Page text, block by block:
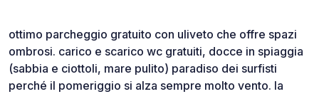
ottimo parcheggio gratuito con uliveto che offre spazi
ombrosi. carico e scarico wc gratuiti, docce in spiaggia
(sabbia e ciottoli, mare pulito) paradiso dei surfisti
perché il pomeriggio si alza sempre molto vento. la